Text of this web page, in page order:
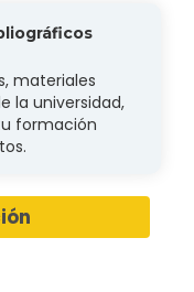
materiales
la universidad,
formación